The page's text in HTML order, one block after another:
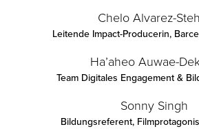
Chelo Alvarez-
Leitende Impact-Producerin,
Ha’aheo Auwae-
Team Digitales Engagement &
Sonny Singh
Bildungsreferent,